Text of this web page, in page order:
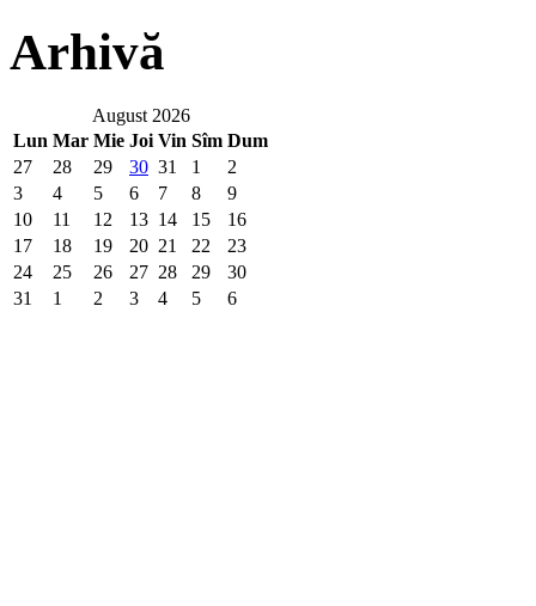
Arhivă
August 2026
Lun Mar Mie Joi Vin Sîm Dum
27
28 29 30 31 1
2
3
4 5 6 7 8
9
10
11 12 13 14 15
16
17
18 19 20 21 22
23
24
25 26 27 28 29
30
31
1 2 3 4 5 6